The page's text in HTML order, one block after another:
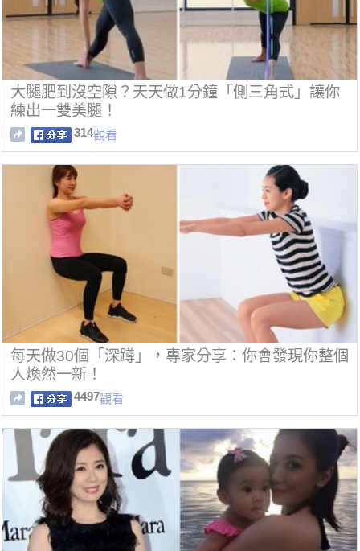
大腿肥到沒空隙？天天做1分鐘「側三角式」讓你
練出一雙美腿！
314觀看
每天做30個「深蹲」，專家分享：你會發現你整個
人煥然一新！
4497觀看